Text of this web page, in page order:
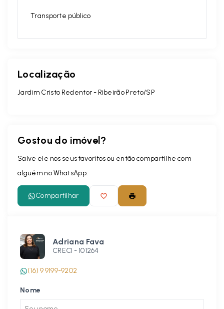
Transporte público
Localização
Jardim Cristo Redentor - Ribeirão Preto/SP
Gostou do imóvel?
Salve ele nos seus favoritos ou então compartilhe com
alguém no WhatsApp:
Compartilhar
Adriana Fava
CRECI - 101264
(16) 9 9199-9202
Nome